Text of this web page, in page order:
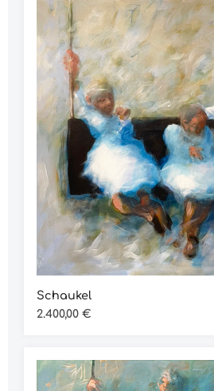
Schaukel
Regulärer Preis:
2.400,00 €